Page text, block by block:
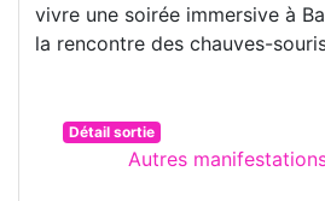
vivre une soirée immersive à
la rencontre des chauves-
Détail sortie
Autres